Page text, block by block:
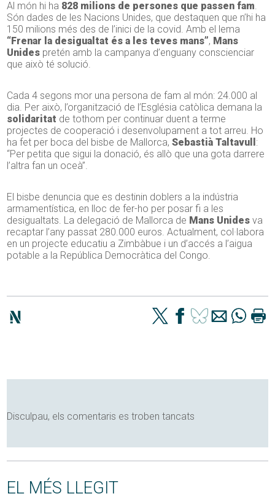
Al món hi ha 828 milions de persones que passen fam.
Són dades de les Nacions Unides, que destaquen que n’hi ha
150 milions més des de l’inici de la covid. Amb el lema
“Frenar la desigualtat és a les teves mans”, Mans
Unides pretén amb la campanya d’enguany conscienciar
que això té solució.
Cada 4 segons mor una persona de fam al món: 24.000 al
dia. Per això, l’organització de l’Església catòlica demana la
solidaritat de tothom per continuar duent a terme
projectes de cooperació i desenvolupament a tot arreu. Ho
ha fet per boca del bisbe de Mallorca,Sebastià Taltavull :
“Per petita que sigui la donació, és allò que una gota darrere
l’altra fan un oceà”.
El bisbe denuncia que es destinin doblers a la indústria
armamentística, en lloc de fer-ho per posar fi a les
desigualtats. La delegació de Mallorca de Mans Unides va
recaptar l’any passat 280.000 euros. Actualment, col·labora
en un projecte educatiu a Zimbàbue i un d’accés a l’aigua
potable a la República Democràtica del Congo.
Disculpau, els comentaris es troben tancats
EL MÉS LLEGIT